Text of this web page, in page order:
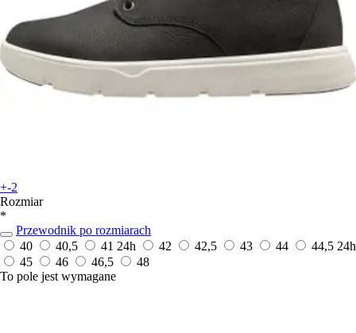
+-2
Rozmiar
*
Przewodnik po rozmiarach
40
40,5 41 24h 42 42,5 43 44 44,5 24h
45
46 46,5
48
To pole jest wymagane